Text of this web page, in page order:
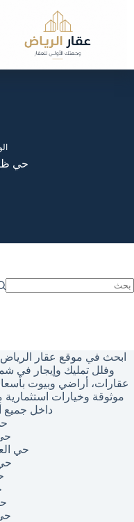
حي
ابحث في موقع عقار
وفلل تمليك وإيجار في
عقارات، أراضي وبيوت
موثوقة وخيارات
داخل جميع
حي